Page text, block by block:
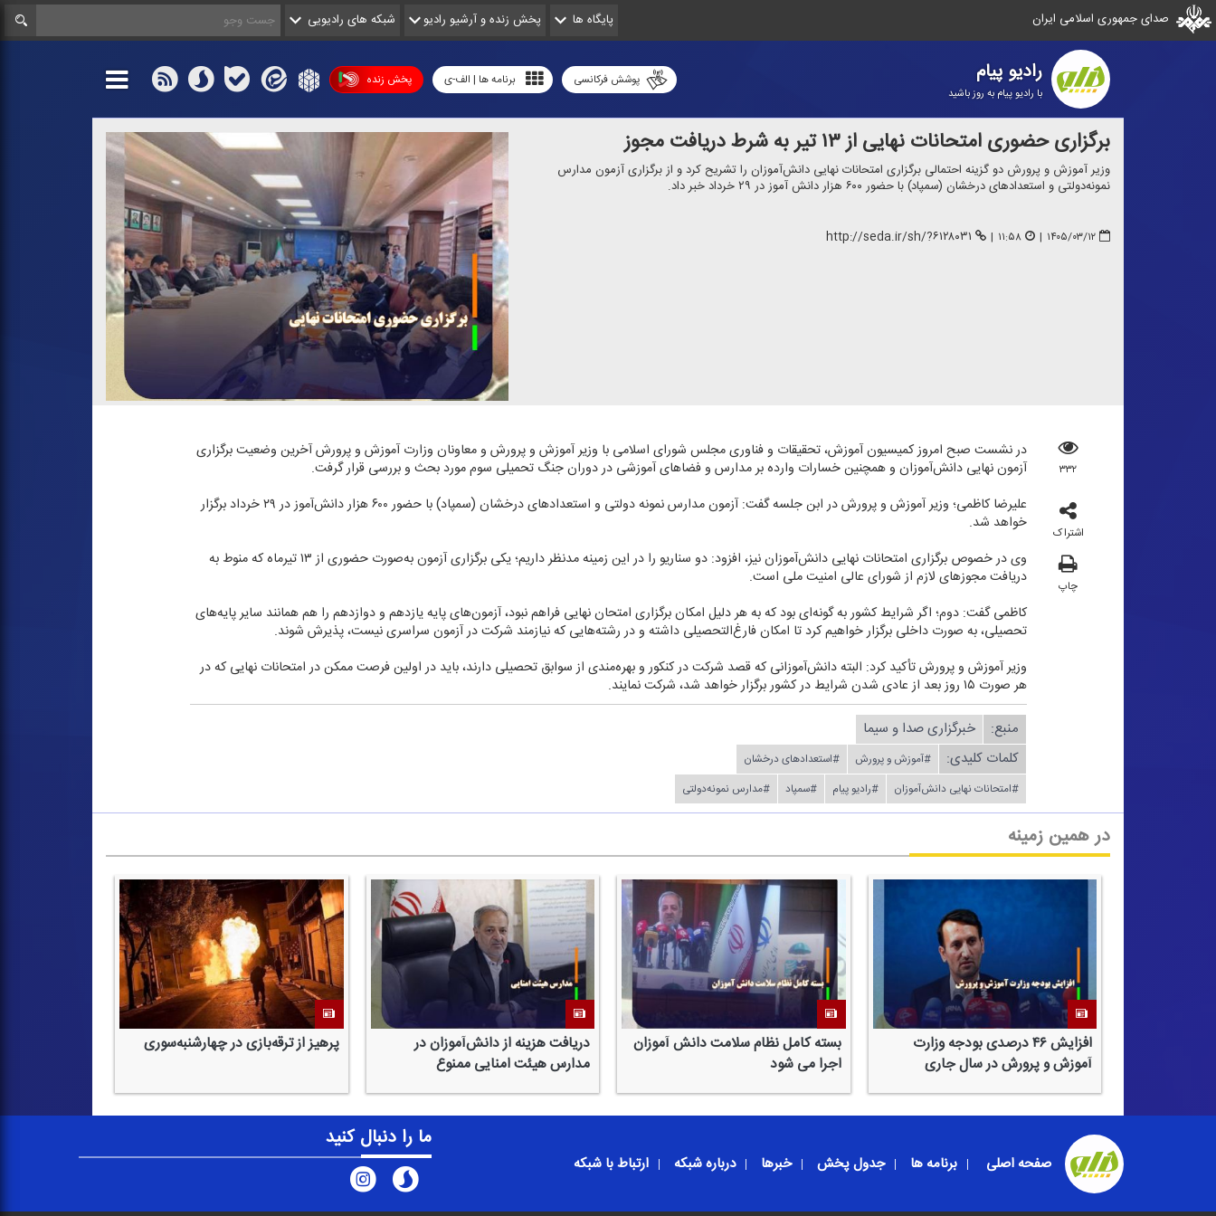
صدای جمهوری اسلامی ایران پایگاه ها پخش زنده و آرشیو رادیو شبکه های رادیویی
رادیو پیام
با رادیو پیام به روز باشید
پخش زنده برنامه ها | الف-ی پوشش فرکانسی
برگزاری حضوری امتحانات نهایی از ۱۳ تیر به شرط دریافت مجوز
وزیر آموزش و پرورش دو گزینه احتمالی برگزاری امتحانات نهایی دانش‌آموزان را تشریح كرد و از برگزاری آزمون مدارس
نمونه‌دولتی و استعداد‌های درخشان (سمپاد) با حضور ۶۰۰ هزار دانش آموز در ۲۹ خرداد خبر داد.
۱۴۰۵/۰۳/۱۲ | ۱۱:۵۸ | http://seda.ir/sh/?۶۱۲۸۰۳۱
۳۳۲
اشتراک
چاپ
در نشست صبح امروز كمیسیون آموزش، تحقیقات و فناوری مجلس شورای اسلامی با وزیر آموزش و پرورش و معاونان وزارت آموزش و پرورش آخرین وضعیت برگزاری
آزمون نهایی دانش‌آموزان و همچنین خسارات وارده بر مدارس و فضا‌های آموزشی در دوران جنگ تحمیلی سوم مورد بحث و بررسی قرار گرفت.
علیرضا كاظمی؛ وزیر آموزش و پرورش در ابن جلسه گفت: آزمون مدارس نمونه دولتی و استعداد‌های درخشان (سمپاد) با حضور ۶۰۰ هزار دانش‌آموز در ۲۹ خرداد برگزار
خواهد شد.
وی در خصوص برگزاری امتحانات نهایی دانش‌آموزان نیز، افزود: دو سناریو را در این زمینه مدنظر داریم؛ یكی برگزاری آزمون به‌صورت حضوری از ۱۳ تیرماه كه منوط به
دریافت مجوز‌های لازم از شورای عالی امنیت ملی است.
كاظمی گفت: دوم؛ اگر شرایط كشور به گونه‌ای بود كه به هر دلیل امكان برگزاری امتحان نهایی فراهم نبود، آزمون‌های پایه یازدهم و دوازدهم را هم همانند سایر پایه‌های
تحصیلی، به صورت داخلی برگزار خواهیم كرد تا امكان فارغ‌التحصیلی داشته و در رشته‌هایی كه نیازمند شركت در آزمون سراسری نیست، پذیرش شوند.
وزیر آموزش و پرورش تأكید كرد: البته دانش‌آموزانی كه قصد شركت در كنكور و بهره‌مندی از سوابق تحصیلی دارند، باید در اولین فرصت ممكن در امتحانات نهایی كه در
هر صورت ۱۵ روز بعد از عادی شدن شرایط در كشور برگزار خواهد شد، شركت نمایند.
منبع:
خبرگزاری صدا و سیما
کلمات کلیدی:
#آموزش و پرورش
#استعداد‌های درخشان
#امتحانات نهایی دانش‌آموزان
#رادیو پیام #سمپاد #مدارس نمونه‌دولتی
در همین زمینه
افزایش ۴۶ درصدی بودجه وزارت
آموزش و پرورش در سال جاری
بسته كامل نظام سلامت دانش آموزان
اجرا می شود
دریافت هزینه از دانش‌آموزان در
مدارس هیئت امنایی ممنوع
پرهیز از ترقه‌بازی در چهارشنبه‌سوری
صفحه اصلی برنامه ها جدول پخش خبرها درباره شبکه ارتباط با شبکه
ما را دنبال کنید